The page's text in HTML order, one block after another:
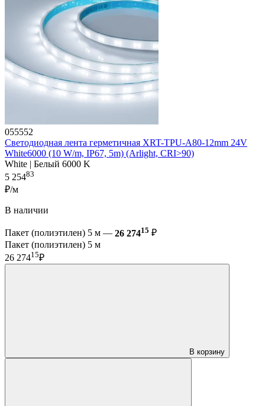
055552
Светодиодная лента герметичная XRT-TPU-A80-12mm 24V
White6000 (10 W/m, IP67, 5m) (Arlight, CRI>90)
White | Белый 6000 K
5 25483
₽/м
В наличии
Пакет (полиэтилен) 5 м — 26 27415 ₽
Пакет (полиэтилен) 5 м
26 27415₽
В корзину